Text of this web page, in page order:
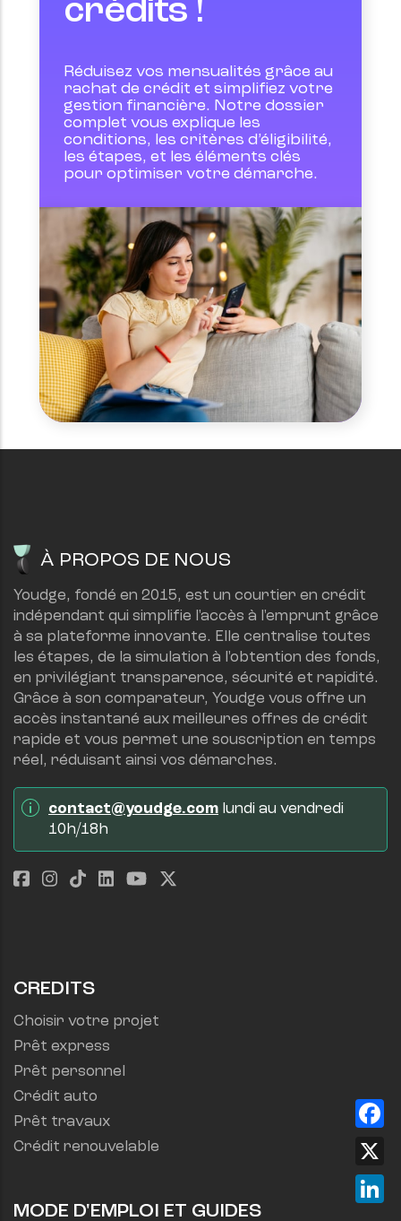
X
crédits !
Réduisez vos mensualités grâce au
rachat de crédit et simplifiez votre
gestion financière. Notre dossier
complet vous explique les
conditions, les critères d’éligibilité,
les étapes, et les éléments clés
pour optimiser votre démarche.
À PROPOS DE NOUS
Youdge, fondé en 2015, est un courtier en crédit
indépendant qui simplifie l'accès à l'emprunt grâce
à sa plateforme innovante. Elle centralise toutes
les étapes, de la simulation à l'obtention des fonds,
en privilégiant transparence, sécurité et rapidité.
Grâce à son comparateur, Youdge vous offre un
accès instantané aux meilleures offres de crédit
rapide et vous permet une souscription en temps
réel, réduisant ainsi vos démarches.
contact@youdge.com lundi au vendredi
10h/18h
CREDITS
Choisir votre projet
Prêt express
Prêt personnel
Crédit auto
Prêt travaux
Crédit renouvelable
MODE D'EMPLOI ET GUIDES